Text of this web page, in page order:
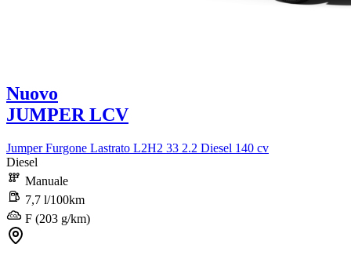
Nuovo
JUMPER LCV
Jumper Furgone Lastrato L2H2 33 2.2 Diesel 140 cv
Diesel
Manuale
7,7 l/100km
F (203 g/km)